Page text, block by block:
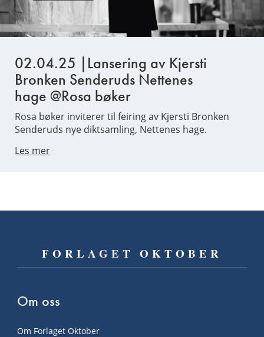
02.04.25 |Lansering av Kjersti
Bronken Senderuds Nettenes
hage @Rosa bøker
Rosa bøker inviterer til feiring av Kjersti Bronken
Senderuds nye diktsamling, Nettenes hage.
Les mer
FORLAGET OKTOBER
Om oss
Om Forlaget Oktober